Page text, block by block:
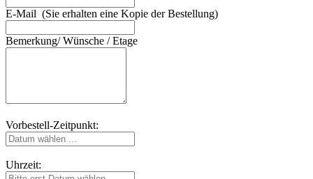
E-Mail (Sie erhalten eine Kopie der Bestellung)
Bemerkung/ Wünsche / Etage
Vorbestell-Zeitpunkt:
Uhrzeit: